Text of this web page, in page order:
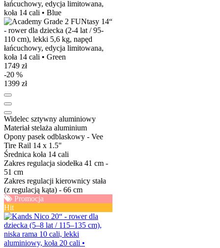
1749 zł
-20 %
1399 zł
Widelec sztywny aluminiowy
Materiał stelaża aluminium
Opony pasek odblaskowy - Vee
Tire Rail 14 x 1.5"
Średnica koła 14 cali
Zakres regulacja siodełka 41 cm -
51 cm
Zakres regulacji kierownicy stała
(z regulacją kąta) - 66 cm
Promocja
Hit